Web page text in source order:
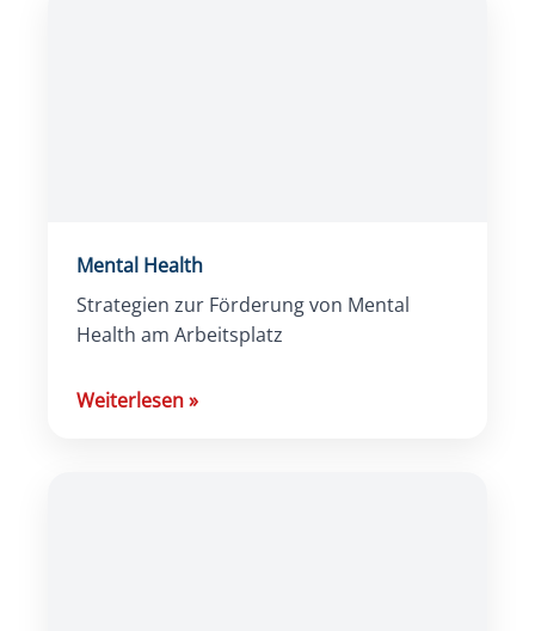
Mental Health
Strategien zur Förderung von Mental
Health am Arbeitsplatz
Weiterlesen»